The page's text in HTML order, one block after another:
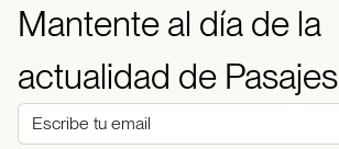
Mantente al día de la
actualidad de Pasajes